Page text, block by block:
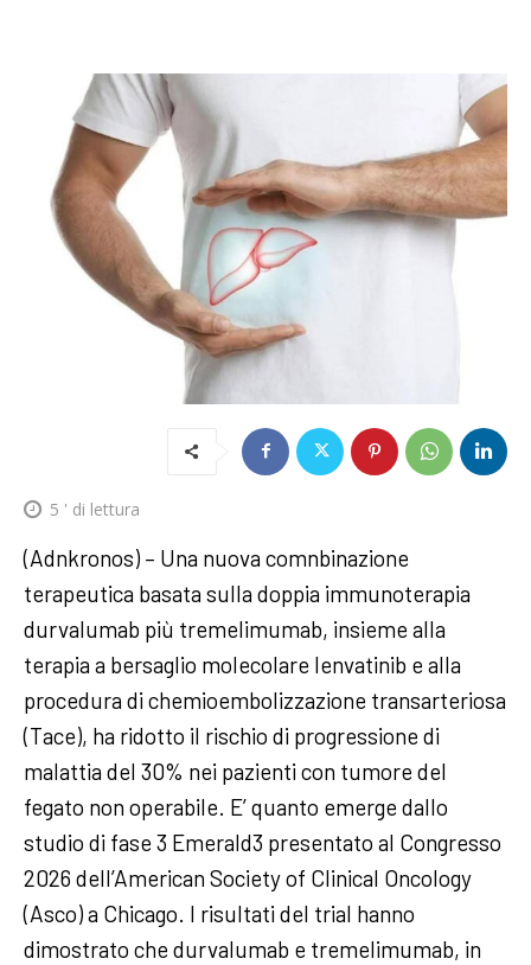
5 ' di lettura
(Adnkronos) – Una nuova comnbinazione
terapeutica basata sulla doppia immunoterapia
durvalumab più tremelimumab, insieme alla
terapia a bersaglio molecolare lenvatinib e alla
procedura di chemioembolizzazione transarteriosa
(Tace), ha ridotto il rischio di progressione di
malattia del 30% nei pazienti con tumore del
fegato non operabile. E’ quanto emerge dallo
studio di fase 3 Emerald3 presentato al Congresso
2026 dell’American Society of Clinical Oncology
(Asco) a Chicago. I risultati del trial hanno
dimostrato che durvalumab e tremelimumab, in